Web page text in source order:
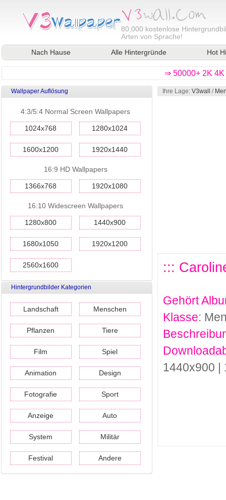
80,000 kostenlose
Arten von Sprache!
Nach Hause
Alle Hintergründe Hot
⇒ 50000+ 2K
Wallpaper Auflösung
4:3/5:4 Normal Screen Wallpapers
1024x768 1280x1024
1600x1200 1920x1440
16:9 HD Wallpapers
1366x768 1920x1080
16:10 Widescreen Wallpapers
1280x800 1440x900
1680x1050 1920x1200
2560x1600
Hintergrundbilder Kategorien
Landschaft Menschen
Pflanzen Tiere
Film Spiel
Animation Design
Fotografie Sport
Anzeige Auto
System Militär
Festival Andere
Ihre Lage: V3wall /
:::
Gehört
Klasse:
1440x900 |